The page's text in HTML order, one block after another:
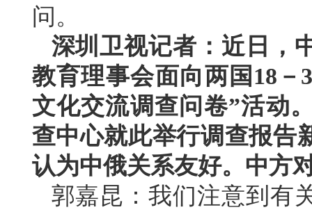
问。
深圳卫视记者：近日，
教育理事会面向两国18
文化交流调查问卷”活动
查中心就此举行调查报告
认为中俄关系友好。中方
郭嘉昆：我们注意到有